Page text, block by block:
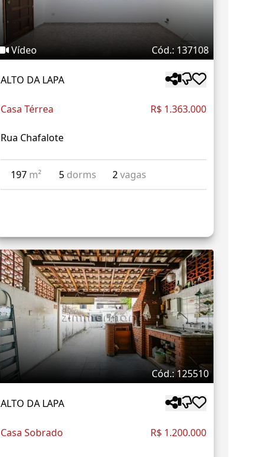
Vídeo Cód.: 137108
ALTO DA LAPA
Casa Térrea R$ 1.363.000
Rua Chafalote
197 m² 5 dorms 2vagas
Cód.: 125510
ALTO DA LAPA
Casa Sobrado R$ 1.200.000